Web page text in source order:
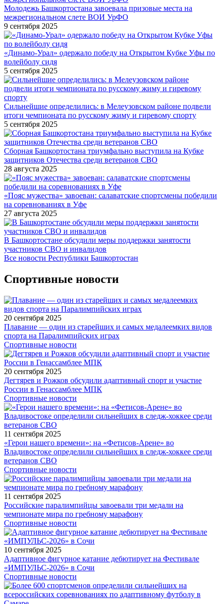
Молодежь Башкортостана завоевала призовые места на
межрегиональном слете ВОИ УрФО
9 сентября 2025
«Динамо-Урал» одержало победу на Открытом Кубке Уфы по
волейболу сидя
5 сентября 2025
Сильнейшие определились: в Мелеузовском районе подвели
итоги чемпионата по русскому жиму и гиревому спорту
5 сентября 2025
Сборная Башкортостана триумфально выступила на Кубке
защитников Отечества среди ветеранов СВО
28 августа 2025
«Пояс мужества» завоеван: салаватские спортсмены победили
на соревнованиях в Уфе
27 августа 2025
В Башкортостане обсудили меры поддержки занятости
участников СВО и инвалидов
Все новости Республики Башкортостан
Спортивные новости
20 сентября 2025
Плавание — один из старейших и самых медалеемких видов
спорта на Паралимпийских играх
Спортивные новости
20 сентября 2025
Дегтярев и Рожков обсудили адаптивный спорт и участие
России в Генассамблее МПК
Спортивные новости
11 сентября 2025
«Герои нашего времени»: на «Фетисов-Арене» во
Владивостоке определили сильнейших в следж-хоккее среди
ветеранов СВО
Спортивные новости
11 сентября 2025
Российские паралимпийцы завоевали три медали на
чемпионате мира по гребному марафону
Спортивные новости
10 сентября 2025
Адаптивное фигурное катание дебютирует на Фестивале
«ИМПУЛЬС-2026» в Сочи
Спортивные новости